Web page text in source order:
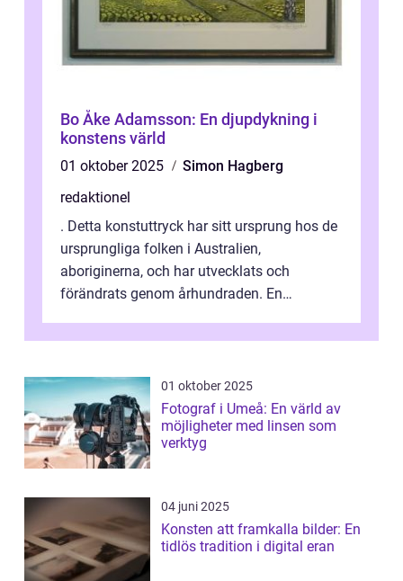
Bo Åke Adamsson: En djupdykning i
konstens värld
01 oktober 2025
Simon Hagberg
redaktionel
. Detta konstuttryck har sitt ursprung hos de
ursprungliga folken i Australien,
aboriginerna, och har utvecklats och
förändrats genom århundraden. En
”aborig...
01 oktober 2025
Fotograf i Umeå: En värld av
möjligheter med linsen som
verktyg
04 juni 2025
Konsten att framkalla bilder: En
tidlös tradition i digital eran